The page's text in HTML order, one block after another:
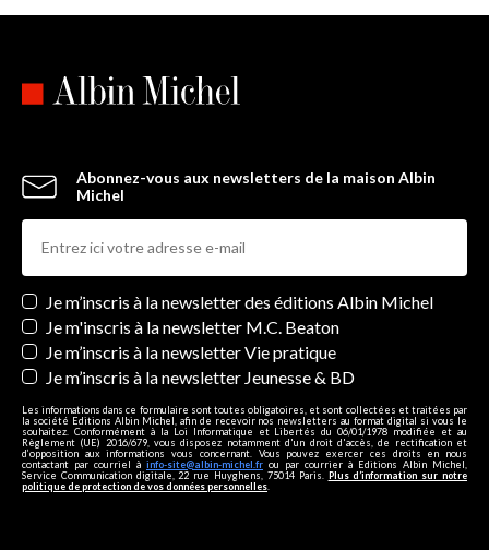
Abonnez-vous aux newsletters de la maison Albin
Michel
Newsletters
Je m’inscris à la newsletter des éditions Albin Michel
Je m'inscris à la newsletter M.C. Beaton
Je m’inscris à la newsletter Vie pratique
Je m’inscris à la newsletter Jeunesse & BD
Les informations dans ce formulaire sont toutes obligatoires, et sont collectées et traitées par
la société Editions Albin Michel, afin de recevoir nos newsletters au format digital si vous le
souhaitez. Conformément à la Loi Informatique et Libertés du 06/01/1978 modifiée et au
Règlement (UE) 2016/679, vous disposez notamment d'un droit d'accès, de rectification et
d’opposition aux informations vous concernant. Vous pouvez exercer ces droits en nous
contactant par courriel à info-site@albin-michel.fr ou par courrier à Editions Albin Michel,
Service Communication digitale, 22 rue Huyghens, 75014 Paris. Plus d’information sur notre
politique de protection de vos données personnelles